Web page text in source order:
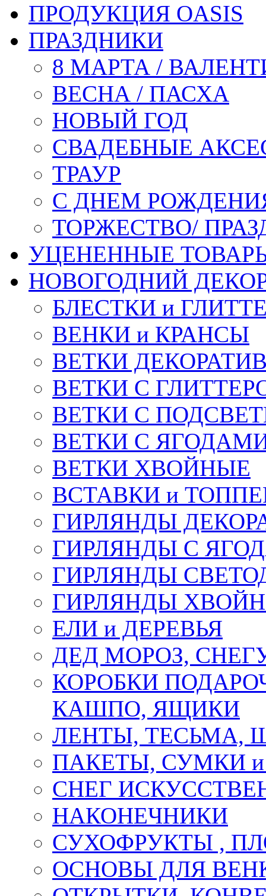
ПРОДУКЦИЯ OASIS
ПРАЗДНИКИ
8 МАРТА /
ВЕСНА / ПАСХА
НОВЫЙ ГОД
СВАДЕБНЫЕ
ТРАУР
С ДНЕМ
ТОРЖЕСТВО/
УЦЕНЕННЫЕ
НОВОГОДНИЙ
БЛЕСТКИ и
ВЕНКИ и КРАНСЫ
ВЕТКИ
ВЕТКИ С
ВЕТКИ С
ВЕТКИ С
ВЕТКИ ХВОЙНЫЕ
ВСТАВКИ и
ГИРЛЯНДЫ
ГИРЛЯНДЫ С
ГИРЛЯНДЫ
ГИРЛЯНДЫ
ЕЛИ и ДЕРЕВЬЯ
ДЕД МОРОЗ,
КОРОБКИ
КАШПО, ЯЩИКИ
ЛЕНТЫ, ТЕСЬМА,
ПАКЕТЫ, СУМКИ
СНЕГ
НАКОНЕЧНИКИ
СУХОФРУКТЫ ,
ОСНОВЫ ДЛЯ